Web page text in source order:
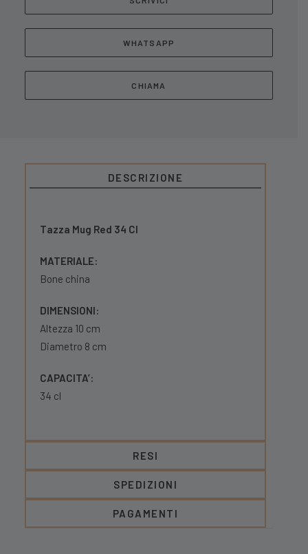
WHATSAPP
CHIAMA
DESCRIZIONE
Tazza Mug Red 34 Cl
MATERIALE:
Bone china
DIMENSIONI:
Altezza 10 cm
Diametro 8 cm
CAPACITA’:
34 cl
RESI
SPEDIZIONI
PAGAMENTI